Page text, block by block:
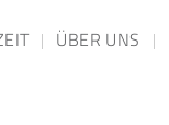
ÜBER UNS